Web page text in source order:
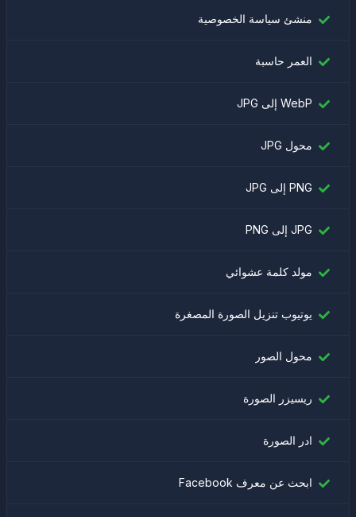
منشئ سياسة الخصوصية
العمر حاسبة
WebP إلى JPG
محول JPG
PNG إلى JPG
JPG إلى PNG
مولد كلمة عشوائي
يوتيوب تنزيل الصورة المصغرة
محول الصور
ريسيزر الصورة
ادر الصورة
ابحث عن معرف Facebook